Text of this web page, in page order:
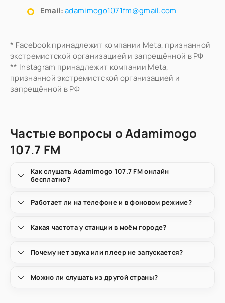
Email:adamimogo1071fm@gmail.com
* Facebook принадлежит компании Meta, признанной
экстремистской организацией и запрещённой в РФ
** Instagram принадлежит компании Meta,
признанной экстремистской организацией и
запрещённой в РФ
Частые вопросы о Adamimogo
107.7 FM
Как слушать Adamimogo 107.7 FM онлайн
бесплатно?
Работает ли на телефоне и в фоновом режиме?
Какая частота у станции в моём городе?
Почему нет звука или плеер не запускается?
Можно ли слушать из другой страны?